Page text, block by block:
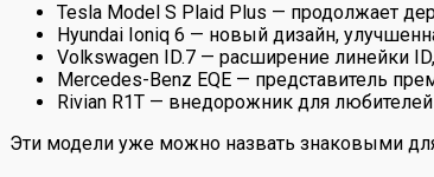
Tesla Model S Plaid Plus — продолжает
Hyundai Ioniq 6 — новый дизайн,
Volkswagen ID.7 — расширение линейки
Mercedes-Benz EQE — представитель
Rivian R1T — внедорожник для
Эти модели уже можно назвать знаковыми